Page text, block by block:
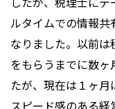
ルタイムでの情報
なりました。以前
をもらうまでに数
たが、現在は１ヶ月
スピード感のある